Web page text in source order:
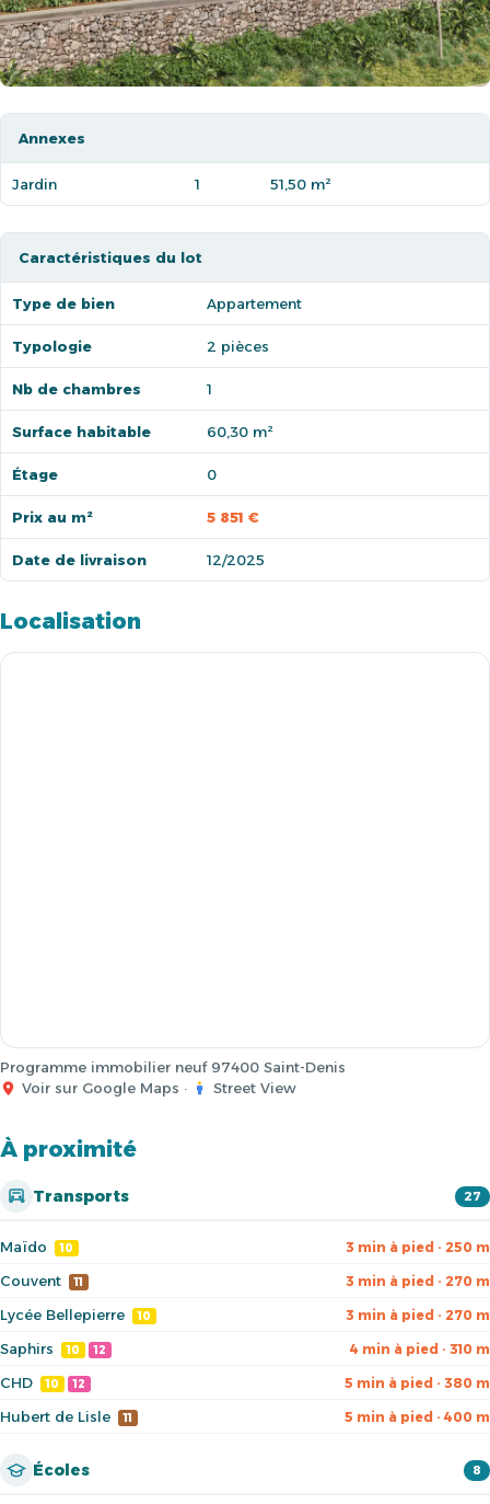
Annexes
Jardin 1 51,50 m²
Caractéristiques du lot
Type de bien Appartement
Typologie 2 pièces
Nb de chambres 1
Surface habitable 60,30 m²
Étage 0
Prix au m² 5 851 €
Date de livraison 12/2025
Localisation
Programme immobilier neuf 97400 Saint-Denis
Voir sur Google Maps · Street View
À proximité
Transports 27
Maïdo 10 3 min à pied · 250 m
Couvent 11 3 min à pied · 270 m
Lycée Bellepierre 10 3 min à pied · 270 m
Saphirs 10 12 4 min à pied · 310 m
CHD 10 12 5 min à pied · 380 m
Hubert de Lisle 11 5 min à pied · 400 m
Écoles 8